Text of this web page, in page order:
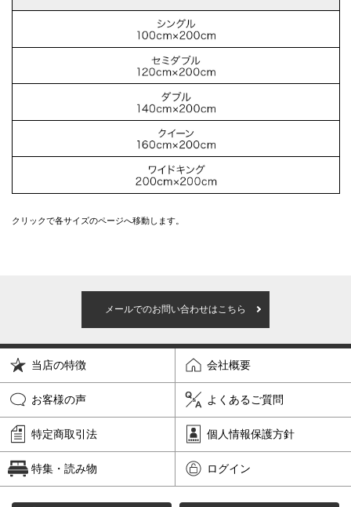
クリックで各サイズのページへ移動します。
メールでのお問い合わせはこちら
当店の特徴 会社概要
お客様の声 よくあるご質問
特定商取引法 個人情報保護方針
特集・読み物 ログイン